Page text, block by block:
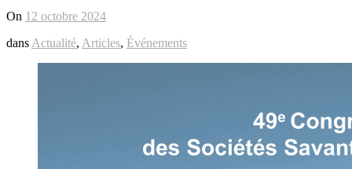
On 12 octobre 2024
dans Actualité, Articles, Événements